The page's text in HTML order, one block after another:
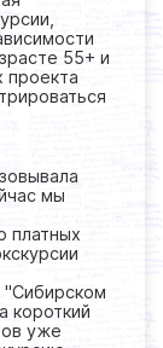
55+ и
проекта
мы
платных
"Сибирском
короткий
уже